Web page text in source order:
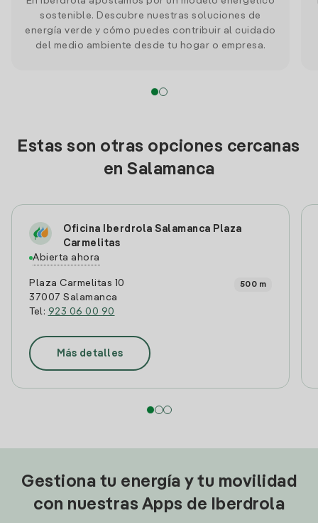
sostenible. Descubre nuestras soluciones de
energía verde y cómo puedes contribuir al cuidado
del medio ambiente desde tu hogar o empresa.
Estas son otras opciones cercanas
en Salamanca
Oficina Iberdrola Salamanca Plaza
Carmelitas
Abierta ahora
Plaza Carmelitas 10
37007 Salamanca
Tel: 923 06 00 90
500 m
Más detalles
Gestiona tu energía y tu movilidad
con nuestras Apps de Iberdrola